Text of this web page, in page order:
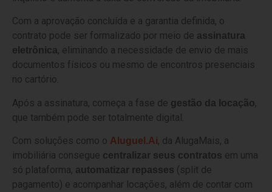
Com a aprovação concluída e a garantia definida, o
contrato pode ser formalizado por meio de assinatura
eletrônica, eliminando a necessidade de envio de mais
documentos físicos ou mesmo de encontros presenciais
no cartório.
Após a assinatura, começa a fase de gestão da locação,
que também pode ser totalmente digital.
Com soluções como o Aluguel.Ai, da AlugaMais, a
imobiliária consegue centralizar seus contratos em uma
só plataforma, automatizar repasses (split de
pagamento) e acompanhar locações, além de contar com